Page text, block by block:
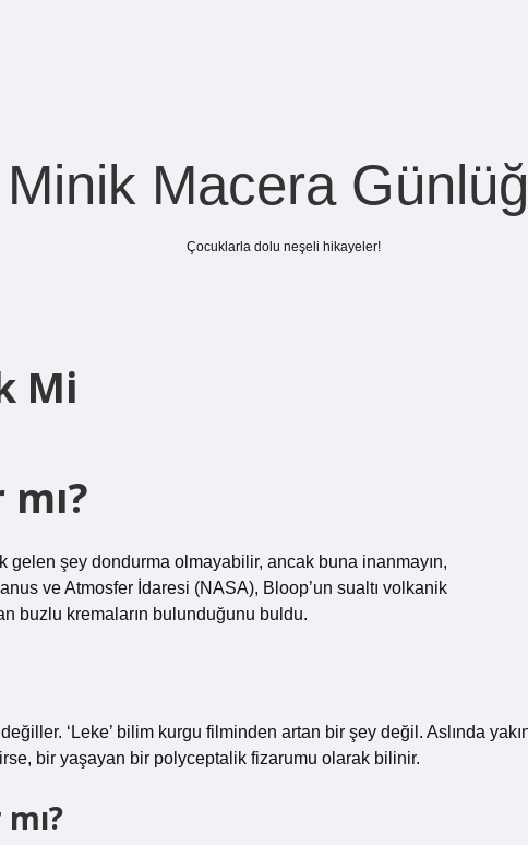
Minik Macera
Çocuklarla dolu neşeli hikayeler!
Mi
şey dondurma olmayabilir, ancak buna inanmayın,
ve Atmosfer İdaresi (NASA), Bloop’un sualtı volkanik
buzlu kremaların bulunduğunu buldu.
‘Leke’ bilim kurgu filminden artan bir şey değil. Aslında
bir yaşayan bir polyceptalik fizarumu olarak bilinir.